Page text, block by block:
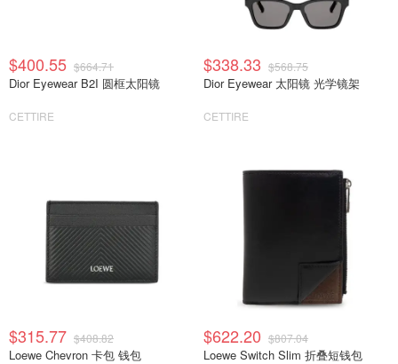
$400.55 $664.71
Dior Eyewear B2I 圆框太阳镜
CETTIRE
$338.33 $568.75
Dior Eyewear 太阳镜 光学镜架
CETTIRE
$315.77 $408.82
Loewe Chevron 卡包 钱包
$622.20 $807.04
Loewe Switch Slim 折叠短钱包